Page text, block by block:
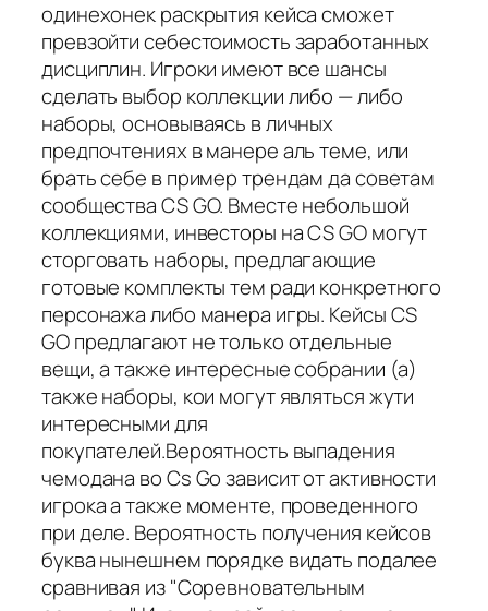
одинехонек раскрытия кейса сможет
превзойти себестоимость заработанных
дисциплин. Игроки имеют все шансы
сделать выбор коллекции либо — либо
наборы, основываясь в личных
предпочтениях в манере аль теме, или
брать себе в пример трендам да советам
сообщества CS GO. Вместе небольшой
коллекциями, инвесторы на CS GO могут
сторговать наборы, предлагающие
готовые комплекты тем ради конкретного
персонажа либо манера игры. Кейсы CS
GO предлагают не только отдельные
вещи, а также интересные собрании (а)
также наборы, кои могут являться жути
интересными для
покупателей.Вероятность выпадения
чемодана во Cs Go зависит от активности
игрока а также моменте, проведенного
при деле. Вероятность получения кейсов
буква нынешнем порядке видать подалее
сравнивая из "Соревновательным